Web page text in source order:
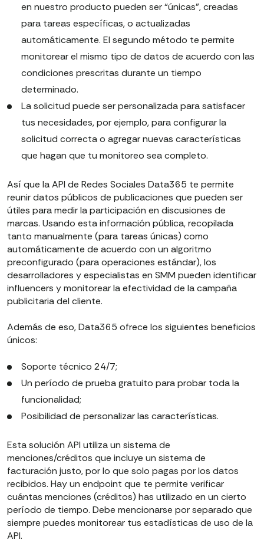
en nuestro producto pueden ser “únicas”, creadas
para tareas específicas, o actualizadas
automáticamente. El segundo método te permite
monitorear el mismo tipo de datos de acuerdo con las
condiciones prescritas durante un tiempo
determinado.
La solicitud puede ser personalizada para satisfacer
tus necesidades, por ejemplo, para configurar la
solicitud correcta o agregar nuevas características
que hagan que tu monitoreo sea completo.
Así que la API de Redes Sociales Data365 te permite
reunir datos públicos de publicaciones que pueden ser
útiles para medir la participación en discusiones de
marcas. Usando esta información pública, recopilada
tanto manualmente (para tareas únicas) como
automáticamente de acuerdo con un algoritmo
preconfigurado (para operaciones estándar), los
desarrolladores y especialistas en SMM pueden identificar
influencers y monitorear la efectividad de la campaña
publicitaria del cliente.
Además de eso, Data365 ofrece los siguientes beneficios
únicos:
Soporte técnico 24/7;
Un período de prueba gratuito para probar toda la
funcionalidad;
Posibilidad de personalizar las características.
Esta solución API utiliza un sistema de
menciones/créditos que incluye un sistema de
facturación justo, por lo que solo pagas por los datos
recibidos. Hay un endpoint que te permite verificar
cuántas menciones (créditos) has utilizado en un cierto
período de tiempo. Debe mencionarse por separado que
siempre puedes monitorear tus estadísticas de uso de la
API.